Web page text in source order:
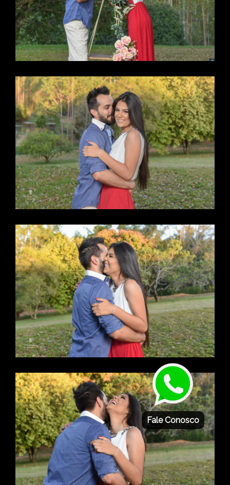
Fale Conosco